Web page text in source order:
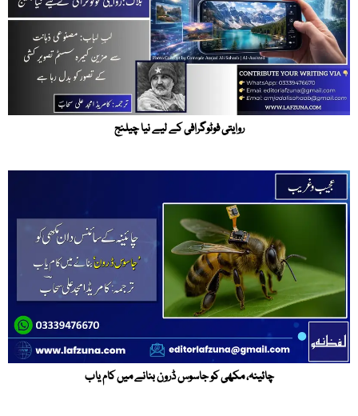
روایتی فوٹوگرافی کے لیے نیا چیلنج
چائینہ، مکھی کو جاسوس ڈرون بنانے میں کام یاب